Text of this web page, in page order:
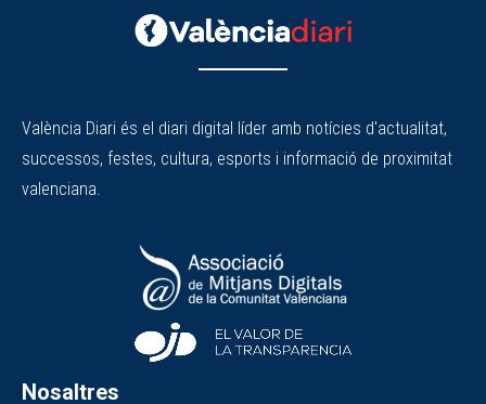
València Diari és el diari digital líder amb notícies d'actualitat,
successos, festes, cultura, esports i informació de proximitat
valenciana.
Nosaltres